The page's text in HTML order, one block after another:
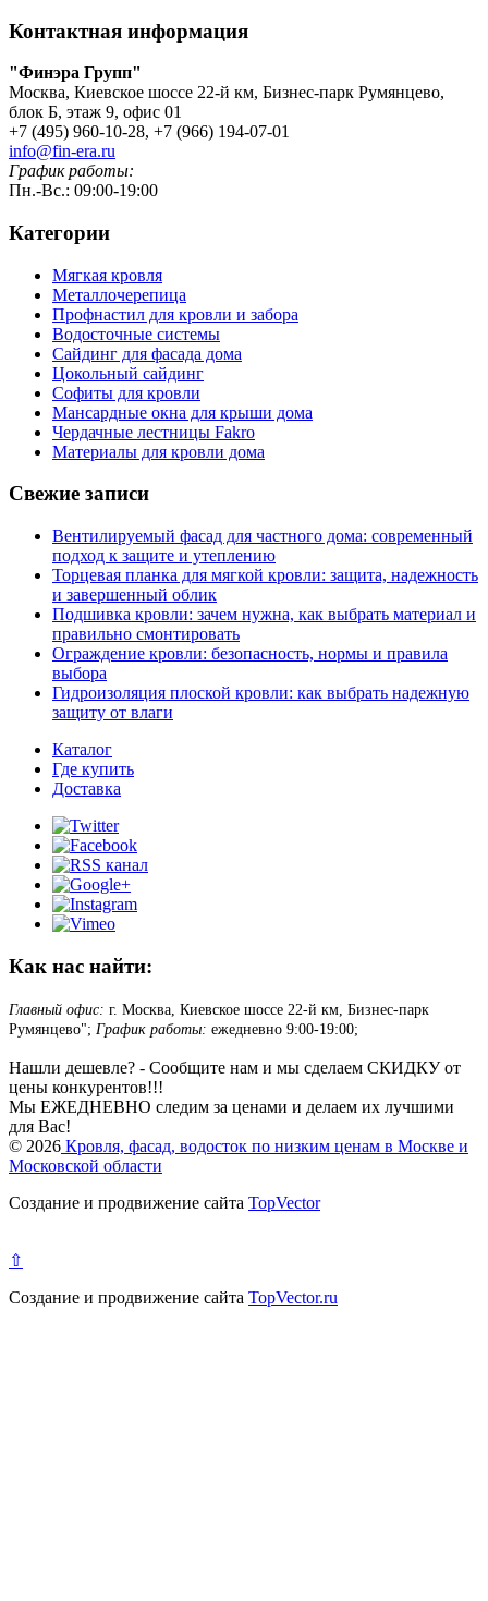
Контактная информация
"Финэра Групп"
Москва, Киевское шоссе 22-й км, Бизнес-парк Румянцево,
блок Б, этаж 9, офис 01
+7 (495) 960-10-28, +7 (966) 194-07-01
info@fin-era.ru
График работы:
Пн.-Вс.: 09:00-19:00
Категории
Мягкая кровля
Металлочерепица
Профнастил для кровли и забора
Водосточные системы
Сайдинг для фасада дома
Цокольный сайдинг
Софиты для кровли
Мансардные окна для крыши дома
Чердачные лестницы Fakro
Материалы для кровли дома
Свежие записи
Вентилируемый фасад для частного дома: современный
подход к защите и утеплению
Торцевая планка для мягкой кровли: защита, надежность
и завершенный облик
Подшивка кровли: зачем нужна, как выбрать материал и
правильно смонтировать
Ограждение кровли: безопасность, нормы и правила
выбора
Гидроизоляция плоской кровли: как выбрать надежную
защиту от влаги
Каталог
Где купить
Доставка
Как нас найти:
Главный офис: г. Москва, Киевское шоссе 22-й км, Бизнес-парк
Румянцево"; График работы: ежедневно 9:00-19:00;
Нашли дешевле? - Сообщите нам и мы сделаем СКИДКУ от
цены конкурентов!!!
Мы ЕЖЕДНЕВНО следим за ценами и делаем их лучшими
для Вас!
© 2026 Кровля, фасад, водосток по низким ценам в Москве и
Московской области
Создание и продвижение сайта TopVector
⇧
Создание и продвижение сайта TopVector.ru